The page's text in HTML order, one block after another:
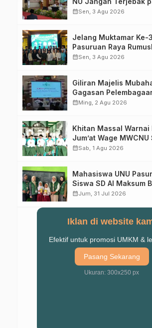
Perebutan Kursi Ketua
calendar_monthSen, 3 Agu 2026
Jelang Muktamar Ke-
Pasuruan Raya
Transformasi Gerakan
calendar_monthSen, 3 Agu 2026
Giliran Majelis
Gagasan
Forum Muktamar
calendar_monthMing, 2 Agu 2026
Khitan Massal
Jum’at Wage
calendar_monthSab, 1 Agu 2026
Mahasiswa UNU Pasuruan Ajak
Siswa SD Al Maksum
Kuasai Penjumlahan
calendar_monthJum, 31 Jul 2026
Iklan di website
Efektif untuk promosi UMKM &
Pasang Sekarang
Ukuran: 300x250 px